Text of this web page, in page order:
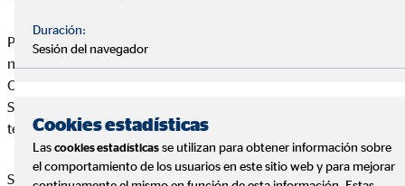
Por ello, si las consideraciones detalladas en este Aviso Legal
no son de su conformidad, rogamos no haga uso del Portal de
OVB, ya que cualquier uso que haga del mismo o de los
Servicios en él incluidos implicará la aceptación de los
términos legales recogidos en este texto.
Servicios en él incluidos implicará la aceptación de los
Duración:
Sesión del navegador
Cookies estadísticas
Las cookies estadísticas se utilizan para obtener información sobre
el comportamiento de los usuarios en este sitio web y para mejorar